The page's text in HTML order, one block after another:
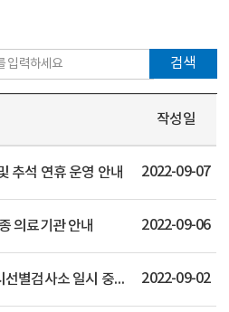
검색
작성일
추석 연휴 운영 안내 2022-09-07
의료기관 안내 2022-09-06
태풍(힌남노) 북상 관련 임시선별검사소 일시 중단 안내(9.5~9.7) 2022-09-02